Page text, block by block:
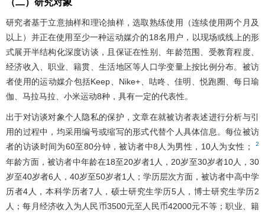
研究者基于立意抽样和理论抽样，选取熟练使用（连续使用两个月及
以上）并正在使用至少一种运动媒介的18名用户，以现场或线上的形
式展开半结构化深度访谈，且保证在性别、年龄范围、受教育程度、
经济收入、职业、籍贯、生活地区等人口学变量上按比例分布。被访
者使用的运动媒介包括Keep、Nike+、咕咚、佳明、悦跑圈、每日瑜
伽、马拉马拉、小米运动8种，具有一定的代表性。
出于对访谈对象个人隐私的保护，文章在就被访者表述进行分析与引
用的过程中，均采用编号或缩写的形式代替个人具体信息。每位被访
者的访谈时间为60至80分钟，被访者中8人为男性，10人为女性；
2
年龄方面，被访者中年龄在18至20岁者1人，20岁至30岁者10人，30
岁至40岁者6人，40岁至50岁者1人；学历层次方面，被访者中高中学
历者4人，本科学历者7人，硕士研究生学历5人，博士研究生学历2
人；每月经济收入为人民币3500元至人民币42000元不等；职业、籍